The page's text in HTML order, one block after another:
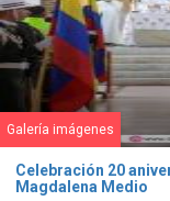
Galería imágenes
Celebración 20
Magdalena Medio